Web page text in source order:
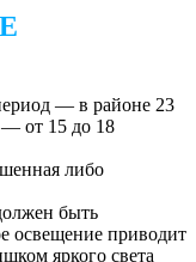
― в районе 23
― от 15 до 18
либо
быть
освещение приводит
яркого света